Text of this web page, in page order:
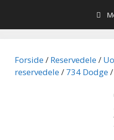
indhold
Forside/ Reservedele/
reservedele/ 734 Dodge